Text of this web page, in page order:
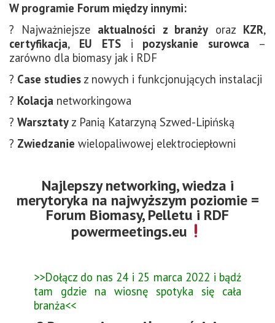
W programie Forum między innymi:
? Najważniejsze aktualności z branży oraz KZR,
certyfikacja, EU ETSi pozyskanie surowca –
zarówno dla biomasy jak i RDF
? Case studies z nowych i funkcjonujących instalacji
? Kolacja networkingowa
? Warsztaty z Panią Katarzyną Szwed-Lipińską
? Zwiedzanie wielopaliwowej elektrociepłowni
Najlepszy networking, wiedza i
merytoryka na najwyższym poziomie =
Forum Biomasy, Pelletu i RDF
powermeetings.eu
>>Dołącz do nas 24 i 25 marca 2022 i bądź
tam gdzie na wiosnę spotyka się cała
branża<<